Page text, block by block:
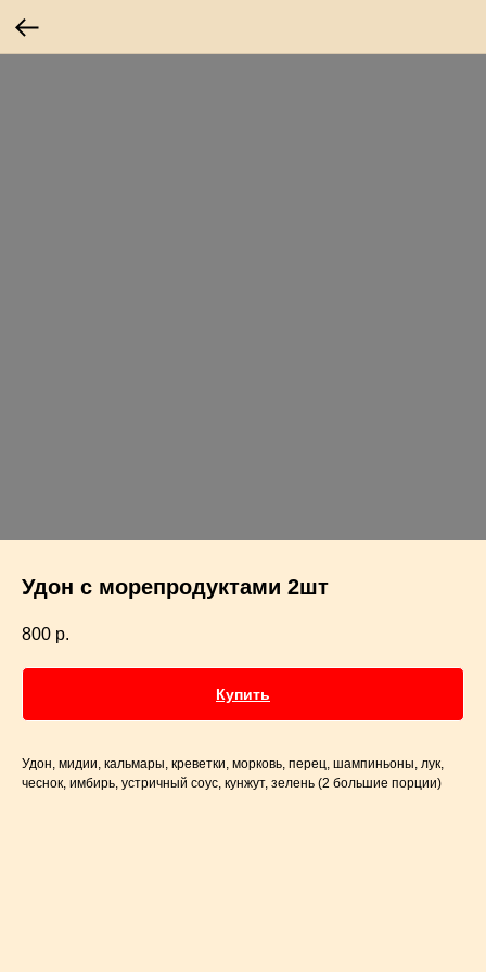
Удон с морепродуктами 2шт
800 р.
Купить
Удон, мидии, кальмары, креветки, морковь, перец, шампиньоны, лук,
чеснок, имбирь, устричный соус, кунжут, зелень (2 большие порции)